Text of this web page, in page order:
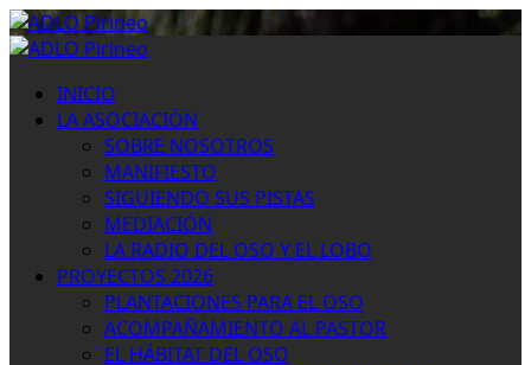
Saltar
al
Menú
INICIO
LA ASOCIACIÓN
SOBRE NOSOTROS
MANIFIESTO
SIGUIENDO SUS PISTAS
MEDIACIÓN
LA RADIO DEL OSO Y EL LOBO
PROYECTOS 2026
PLANTACIONES PARA EL OSO
ACOMPAÑAMIENTO AL PASTOR
EL HÁBITAT DEL OSO